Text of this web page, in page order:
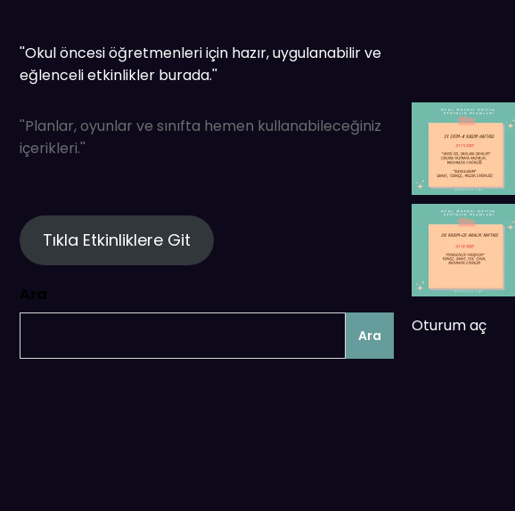
''Okul öncesi öğretmenleri için hazır, uygulanabilir ve
eğlenceli etkinlikler burada.''
''Planlar, oyunlar ve sınıfta hemen kullanabileceğiniz
içerikleri.''
Tıkla Etkinliklere Git
Ara
Ara
Oturum aç